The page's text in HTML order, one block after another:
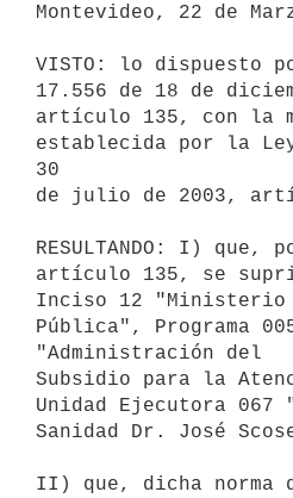
Montevideo, 22 de
VISTO: lo dispuesto
17.556 de 18 de
artículo 135, con la
establecida por la
30
de julio de 2003,
RESULTANDO: I) que,
artículo 135, se
Inciso 12 "Ministerio
Pública", Programa
"Administración del
Subsidio para la
Unidad Ejecutora 067
Sanidad Dr. José
II) que, dicha norma